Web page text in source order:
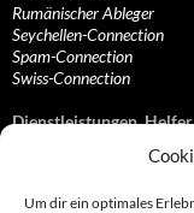
Um dir ein optimales
Rumänischer Ableger
Seychellen-Connection
Spam-Connection
Swiss-Connection
Dienstleistungen,
Anonymisierungsdienste,
Bezahlsysteme,